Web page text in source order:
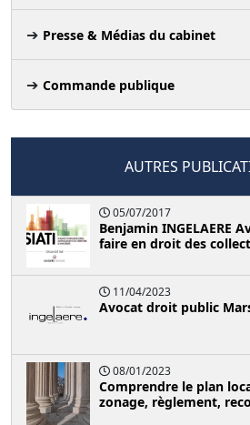
Presse & Médias du cabinet
Commande publique
AUTRES
05/07/2017
Benjamin INGELAERE
faire en droit des
11/04/2023
Avocat droit public
08/01/2023
Comprendre le plan
zonage, règlement,